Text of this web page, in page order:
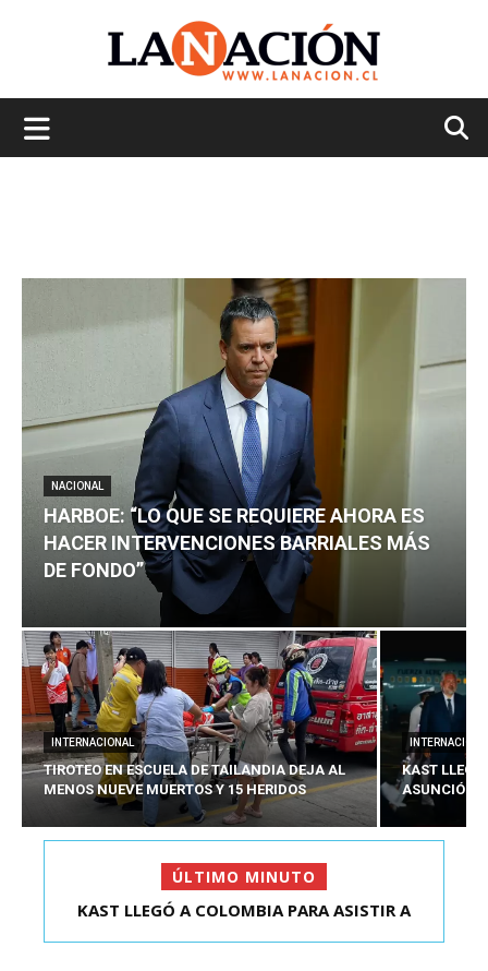
NACIONAL
HARBOE: “LO QUE SE REQUIERE AHORA ES
HACER INTERVENCIONES BARRIALES MÁS
DE FONDO”
INTERNACIONAL
TIROTEO EN ESCUELA DE TAILANDIA DEJA AL
MENOS NUEVE MUERTOS Y 15 HERIDOS
KAST
ASUNCIÓN
ÚLTIMO MINUTO
HARBOE: “LO QUE SE REQUIERE AHORA ES HACER
KAST LLEGÓ A COLOMBIA PARA ASISTIR A